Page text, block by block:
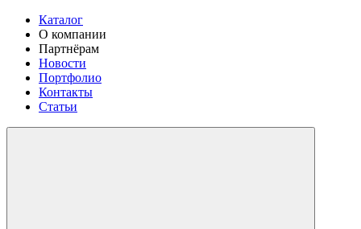
Каталог
О компании
Партнёрам
Новости
Портфолио
Контакты
Статьи